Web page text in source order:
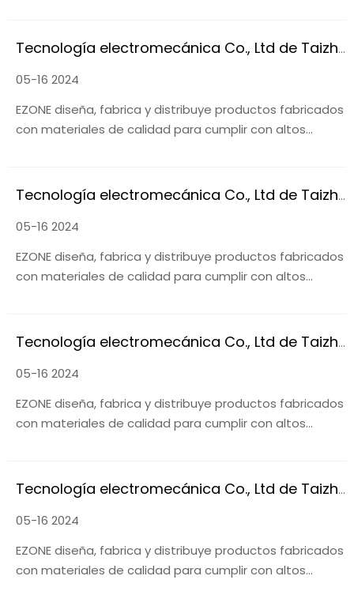
Tecnología electromecánica Co., Ltd de Taizhou Yizhong
05-16 2024
EZONE diseña, fabrica y distribuye productos fabricados
con materiales de calidad para cumplir con altos
Tecnología electromecánica Co., Ltd de Taizhou Yizhong
05-16 2024
EZONE diseña, fabrica y distribuye productos fabricados
con materiales de calidad para cumplir con altos
Tecnología electromecánica Co., Ltd de Taizhou Yizhong
05-16 2024
EZONE diseña, fabrica y distribuye productos fabricados
con materiales de calidad para cumplir con altos
Tecnología electromecánica Co., Ltd de Taizhou Yizhong
05-16 2024
EZONE diseña, fabrica y distribuye productos fabricados
con materiales de calidad para cumplir con altos